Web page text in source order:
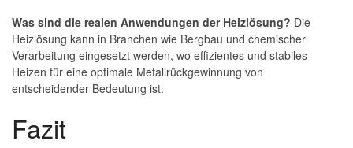
Was sind die realen Anwendungen der Heizlösung? Die
Heizlösung kann in Branchen wie Bergbau und chemischer
Verarbeitung eingesetzt werden, wo effizientes und stabiles
Heizen für eine optimale Metallrückgewinnung von
entscheidender Bedeutung ist.
Fazit